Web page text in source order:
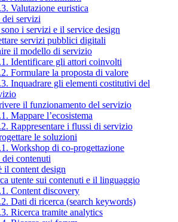
Valutazione euristica
dei servizi
i servizi e il service design
servizi pubblici digitali
il modello di servizio
Identificare gli attori coinvolti
Formulare la proposta di valore
Inquadrare gli elementi costitutivi del
il funzionamento del servizio
Mappare l’ecosistema
Rappresentare i flussi di servizio
le soluzioni
Workshop di co-progettazione
contenuti
il content design
utente sui contenuti e il linguaggio
Content discovery
Dati di ricerca (search keywords)
Ricerca tramite analytics